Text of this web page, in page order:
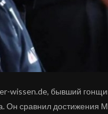
wissen.de, бывший
Он сравнил